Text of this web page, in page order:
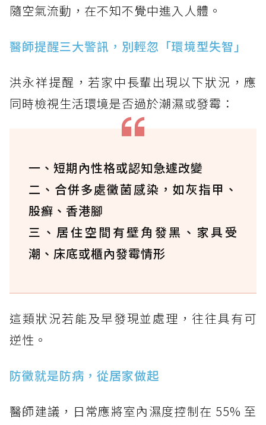
隨空氣流動，在不知不覺中進入人體。
醫師提醒三大警訊，別輕忽「環境型失智」
洪永祥提醒，若家中長輩出現以下狀況，應
同時檢視生活環境是否過於潮濕或發霉：
一、短期內性格或認知急遽改變
二、合併多處黴菌感染，如灰指甲、
股癬、香港腳
三、居住空間有壁角發黑、家具受
潮、床底或櫃內發霉情形
這類狀況若能及早發現並處理，往往具有可
逆性。
防黴就是防病，從居家做起
醫師建議，日常應將室內濕度控制在 55% 至